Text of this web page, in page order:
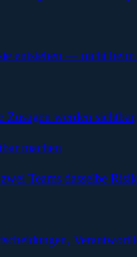
entstehen — nicht beim
Zusagen werden
machen
Teams dasselbe